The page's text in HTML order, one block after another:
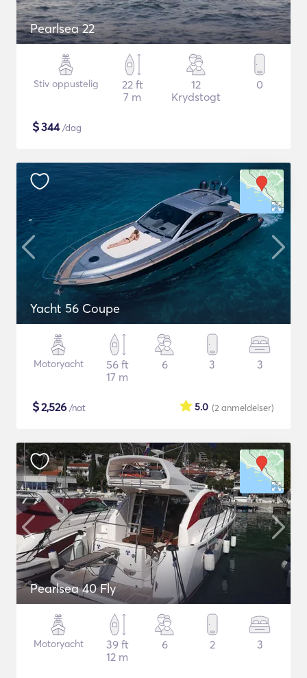
Pearlsea 22
Stiv oppustelig
22 ft
7 m
12
Krydstogt
0
$344/dag
Yacht 56 Coupe
Motoryacht
56 ft
17 m
6 3 3
$2,526 /nat (2 anmeldelser)
5.0
Pearlsea 40 Fly
Motoryacht
39 ft
12 m
6 2 3